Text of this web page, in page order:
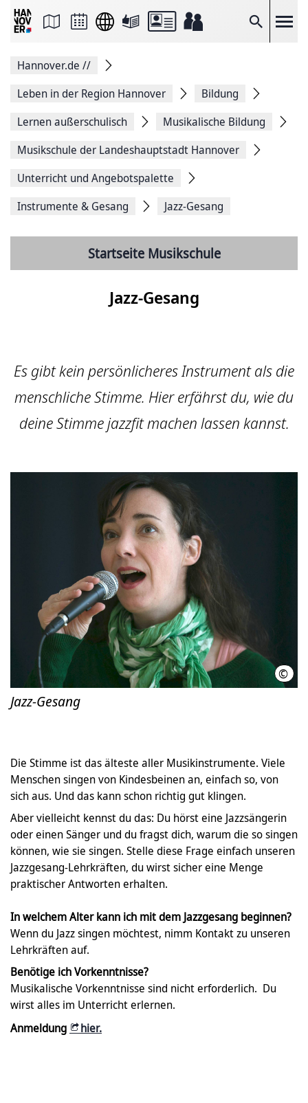
Suche
Seite
Facebook
teilen
Seitenlink
Seite
Hannover.de //
Leben in der Region Hannover
Bildung
Lernen außerschulisch
Musikalische Bildung
Musikschule der Landeshauptstadt Hannover
Unterricht und Angebotspalette
Instrumente & Gesang
Jazz-Gesang
Startseite Musikschule
Jazz-Gesang
Es gibt kein persönlicheres Instrument als die
menschliche Stimme. Hier erfährst du, wie du
deine Stimme jazzfit machen lassen kannst.
© MS/
Jazz-Gesang
Die Stimme ist das älteste aller Musikinstrumente. Viele
Menschen singen von Kindesbeinen an, einfach so, von
sich aus. Und das kann schon richtig gut klingen.
Aber vielleicht kennst du das: Du hörst eine Jazzsängerin
oder einen Sänger und du fragst dich, warum die so singen
können, wie sie singen. Stelle diese Frage einfach unseren
Jazzgesang-Lehrkräften, du wirst sicher eine Menge
praktischer Antworten erhalten.
In welchem Alter kann ich mit dem Jazzgesang beginnen?
Wenn du Jazz singen möchtest, nimm Kontakt zu unseren
Lehrkräften auf.
Benötige ich Vorkenntnisse?
Musikalische Vorkenntnisse sind nicht erforderlich. Du
wirst alles im Unterricht erlernen.
Anmeldung
hier.